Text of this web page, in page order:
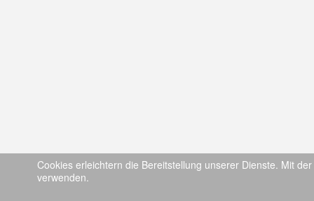
Cookies erleichtern die Bereitstellung unserer Dienste. Mit
verwenden.